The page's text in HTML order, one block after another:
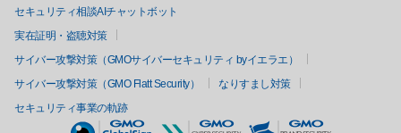
セキュリティ相談AIチャットボット
実在証明・盗聴対策
サイバー攻撃対策（GMOサイバーセキュリティ byイエラエ）
サイバー攻撃対策（GMO Flatt Security）
なりすまし対策
セキュリティ事業の軌跡